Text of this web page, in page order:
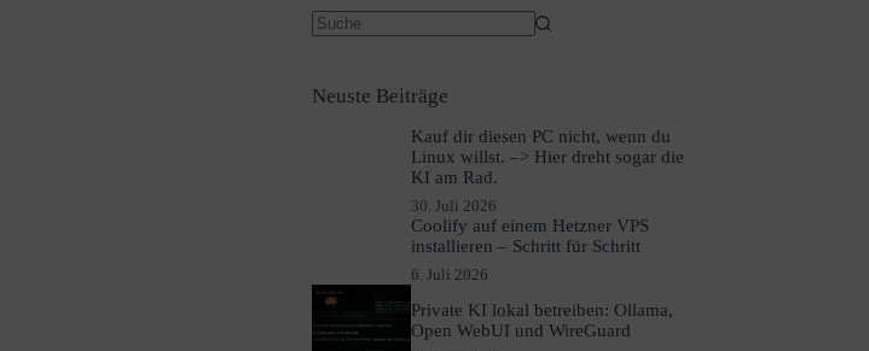
Neuste Beiträge
Kauf dir diesen PC nicht, wenn du
Linux willst. –> Hier dreht sogar die
KI am Rad.
30. Juli 2026
Coolify auf einem Hetzner VPS
installieren – Schritt für Schritt
6. Juli 2026
Private KI lokal betreiben: Ollama,
Open WebUI und WireGuard